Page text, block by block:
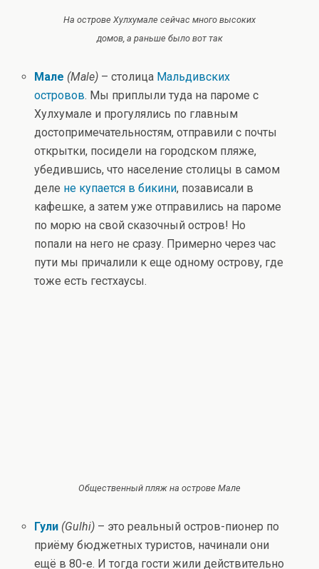
На острове Хулхумале сейчас много высоких
домов, а раньше было вот так
Мале (Male) – столица Мальдивских
островов. Мы приплыли туда на пароме с
Хулхумале и прогулялись по главным
достопримечательностям, отправили с почты
открытки, посидели на городском пляже,
убедившись, что население столицы в самом
деле не купается в бикини, позависали в
кафешке, а затем уже отправились на пароме
по морю на свой сказочный остров! Но
попали на него не сразу. Примерно через час
пути мы причалили к еще одному острову, где
тоже есть гестхаусы.
Общественный пляж на острове Мале
Гули (Gulhi) – это реальный остров-пионер по
приёму бюджетных туристов, начинали они
ещё в 80-е. И тогда гости жили действительно